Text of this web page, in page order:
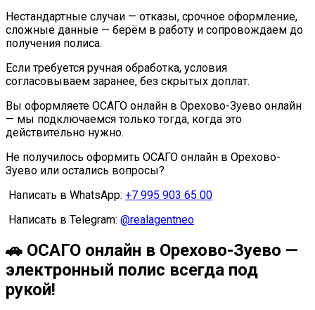
Нестандартные случаи — отказы, срочное оформление,
сложные данные — берём в работу и сопровождаем до
получения полиса.
Если требуется ручная обработка, условия
согласовываем заранее, без скрытых доплат.
Вы оформляете ОСАГО онлайн в Орехово-Зуево онлайн
— мы подключаемся только тогда, когда это
действительно нужно.
Не получилось оформить ОСАГО онлайн в Орехово-
Зуево или остались вопросы?
Написать в WhatsApp: +7 995 903 65 00
Написать в Telegram: @realagentneo
🚗 ОСАГО онлайн в Орехово-Зуево —
электронный полис всегда под
рукой!